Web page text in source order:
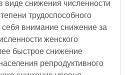
виде снижения численности
трудоспособного
внимание снижение за
женского
быстрое снижение
репродуктивного